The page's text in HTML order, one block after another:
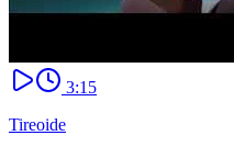
3:15
Tireoide